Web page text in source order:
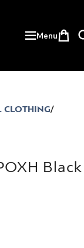
Menu
CLOTHING
Black